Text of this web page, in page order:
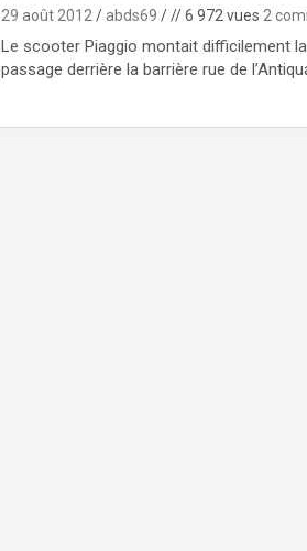
29 août 2012 abds69 // 6 972 vues 2
Le scooter Piaggio montait difficilement
passage derrière la barrière rue de